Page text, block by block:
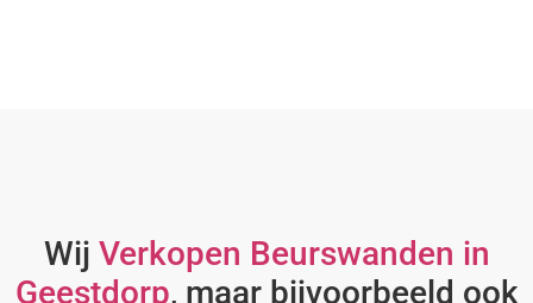
Wij Verkopen Beurswanden in
Geestdorp, maar bijvoorbeeld ook